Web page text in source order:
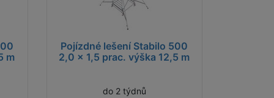
m
Pojízdné lešení Stabilo 500
2,0 x 1,5 prac. výška 12,5 m
do 2 týdnů